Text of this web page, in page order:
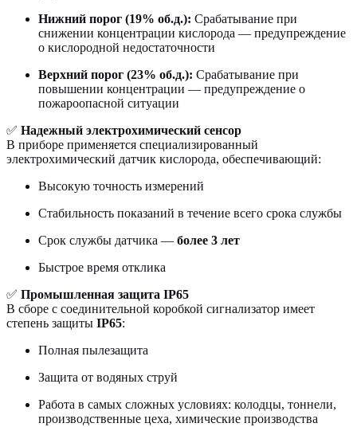
Нижний порог (19% об.д.): Срабатывание при
снижении концентрации кислорода — предупреждение
о кислородной недостаточности
Верхний порог (23% об.д.): Срабатывание при
повышении концентрации — предупреждение о
пожароопасной ситуации
✅ Надежный электрохимический сенсор
В приборе применяется специализированный
электрохимический датчик кислорода, обеспечивающий:
Высокую точность измерений
Стабильность показаний в течение всего срока службы
Срок службы датчика — более 3 лет
Быстрое время отклика
✅ Промышленная защита IP65
В сборе с соединительной коробкой сигнализатор имеет
степень защиты IP65:
Полная пылезащита
Защита от водяных струй
Работа в самых сложных условиях: колодцы, тоннели,
производственные цеха, химические производства